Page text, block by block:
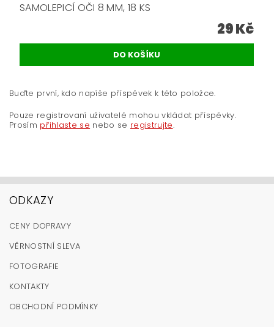
SAMOLEPICÍ OČI 8 MM, 18 KS
29 Kč
Buďte první, kdo napíše příspěvek k této položce.
Pouze registrovaní uživatelé mohou vkládat příspěvky.
Prosím přihlaste se nebo se registrujte.
ODKAZY
CENY DOPRAVY
VĚRNOSTNÍ SLEVA
FOTOGRAFIE
KONTAKTY
OBCHODNÍ PODMÍNKY